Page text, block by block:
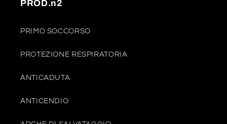
PROD.n2
PRIMO SOCCORSO
PROTEZIONE RESPIRATORIA
ANTICADUTA
ANTICENDIO